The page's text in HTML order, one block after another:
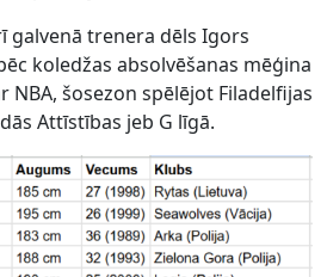
galvenā trenera dēls Igors
koledžas absolvēšanas mēģina
NBA, šosezon spēlējot Filadelfijas
Attīstības jeb G līgā.